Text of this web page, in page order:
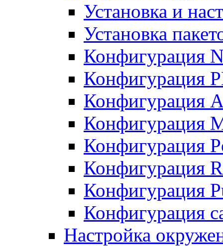
Установка и
Установка
Конфигурация
Конфигурация
Конфигурация
Конфигурация
Конфигурация
Конфигурация
Конфигурация
Конфигурация
Настройка